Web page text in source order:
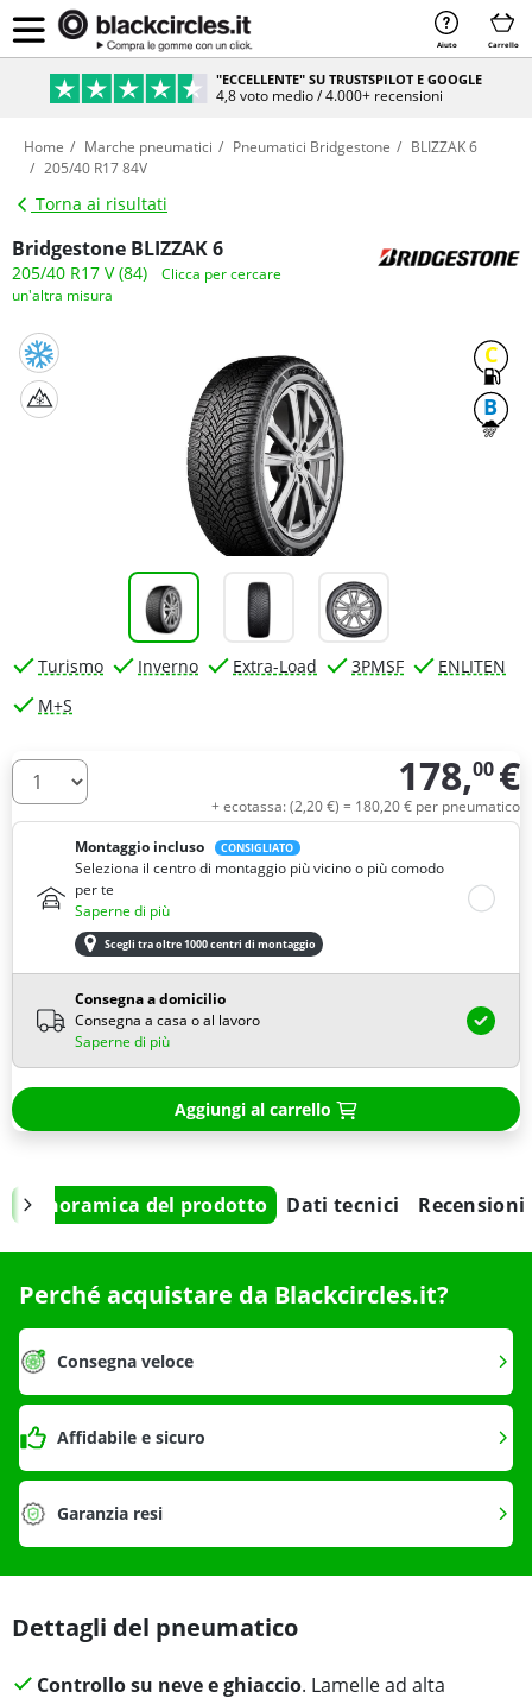
Aiuto Carrello
PAGAMENTO SICURO & RATEIZZABILE
Sicurezza e comodità al 100%
Home Marche pneumatici Pneumatici Bridgestone
BLIZZAK 6
205/40 R17 84V
Torna ai risultati
Bridgestone BLIZZAK 6
205/40 R17 V (84)
Clicca per cercare
un'altra misura
C
B
Turismo Inverno Extra-Load 3PMSF
ENLITEN
M+S
Quantità 178,00 €
+ ecotassa: (2,20€) = 180,20€ per pneumatico
Montaggio incluso
CONSIGLIATO
Seleziona il centro di montaggio più vicino o più comodo
per te
Saperne di più
Scegli tra oltre 1000 centri di montaggio
Consegna a domicilio
Consegna a casa o al lavoro
Saperne di più
Aggiungi al carrello
Panoramica del prodotto Dati tecnici Recensioni
Perché acquistare da Blackcircles.it?
Consegna veloce
Affidabile e sicuro
Garanzia resi
Dettagli del pneumatico
Controllo su neve e ghiaccio. Lamelle ad alta